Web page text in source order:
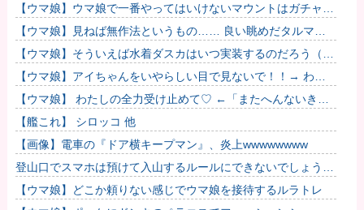
【ウマ娘】ウマ娘で一番やってはいけないマウントはガチャで
も育成でもグッズでもなく、これ。
【ウマ娘】見ねば無作法というもの…… 良い眺めだタルマ
エ…（殴
【ウマ娘】そういえば水着ダスカはいつ実装するのだろう（ﾃﾞ
ｯｯｯ
【ウマ娘】アイちゃんをいやらしい目で見ないで！！→ わか
りました…
【ウマ娘】 わたしの全力受け止めて♡ ←「またへんないきも
のがふえてる…」
【艦これ】 シロッコ 他
【画像】電車の『ドア横キープマン』、炎上wwwwwwww
登山口でスマホは預けて入山するルールにできないでしょう
か？山はそれほどの覚悟で入る場所だと思うのです
【ウマ娘】どこか頼りない感じでウマ娘を接待するルラトレ